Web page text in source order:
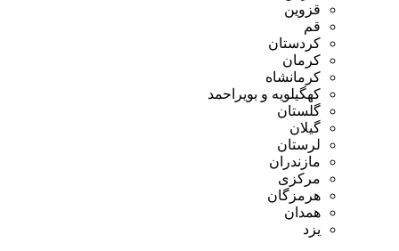
قزوین
قم
کردستان
کرمان
کرمانشاه
کهگیلویه و بویراحمد
گلستان
گیلان
لرستان
مازندران
مرکزی
هرمزگان
همدان
یزد